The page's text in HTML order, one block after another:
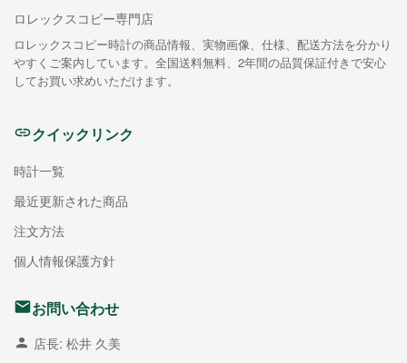
ロレックスコピー専門店
ロレックスコピー時計の商品情報、実物画像、仕様、配送方法を分かり
やすくご案内しています。全国送料無料、2年間の品質保証付きで安心
してお買い求めいただけます。
クイックリンク
時計一覧
最近更新された商品
注文方法
個人情報保護方針
お問い合わせ
店長: 松井 久美